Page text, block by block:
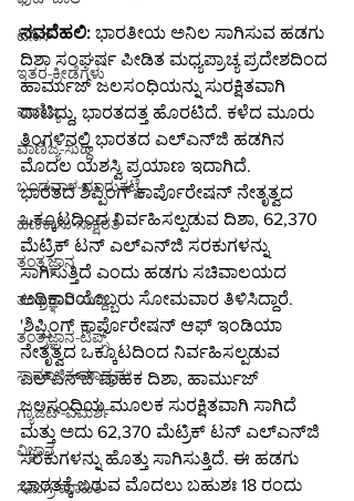
ಟೆನಿಸ್
ಇತರ-ಕ್ರೀಡೆಗಳು
ವಾಣಿಜ್ಯ
ವಾಣಿಜ್ಯ-ಸುದ್ದಿ
ಬಂಡವಾಳ-ಮಾರುಕಟ್ಟೆ
ಹಣಕಾಸು-ಸಾಕ್ಷರತೆ
ತಂತ್ರಜ್ಞಾನ
ತಂತ್ರಜ್ಞಾನ-ಸುದ್ದಿ
ತಂತ್ರಜ್ಞಾನ-ಟಿಪ್ಸ್
ಸಾಮಾಜಿಕ ಮಾಧ್ಯಮ
ಗ್ಯಾಜೆಟ್-ವಿಮರ್ಶೆ
ವಿಜ್ಞಾನ
ಸಮಗ್ರ-ಮಾಹಿತಿ
ನವದೆಹಲಿ: ಭಾರತೀಯ ಅನಿಲ ಸಾಗಿಸುವ ಹಡಗು
ದಿಶಾ ಸಂಘರ್ಷ ಪೀಡಿತ ಮಧ್ಯಪ್ರಾಚ್ಯ ಪ್ರದೇಶದಿಂದ
ಹಾರ್ಮುಜ್ ಜಲಸಂಧಿಯನ್ನು ಸುರಕ್ಷಿತವಾಗಿ
ದಾಟಿದ್ದು, ಭಾರತದತ್ತ ಹೊರಟಿದೆ. ಕಳೆದ ಮೂರು
ತಿಂಗಳಿನಲ್ಲಿ ಭಾರತದ ಎಲ್‌ಎನ್‌ಜಿ ಹಡಗಿನ
ಮೊದಲ ಯಶಸ್ವಿ ಪ್ರಯಾಣ ಇದಾಗಿದೆ.
ಭಾರತದ ಶಿಪ್ಪಿಂಗ್ ಕಾರ್ಪೊರೇಷನ್ ನೇತೃತ್ವದ
ಒಕ್ಕೂಟದಿಂದ ನಿರ್ವಹಿಸಲ್ಪಡುವ ದಿಶಾ, 62,370
ಮೆಟ್ರಿಕ್ ಟನ್ ಎಲ್‌ಎನ್‌ಜಿ ಸರಕುಗಳನ್ನು
ಸಾಗಿಸುತ್ತಿದೆ ಎಂದು ಹಡಗು ಸಚಿವಾಲಯದ
ಅಧಿಕಾರಿಯೊಬ್ಬರು ಸೋಮವಾರ ತಿಳಿಸಿದ್ದಾರೆ.
'ಶಿಪ್ಪಿಂಗ್ ಕಾರ್ಪೊರೇಷನ್ ಆಫ್ ಇಂಡಿಯಾ
ನೇತೃತ್ವದ ಒಕ್ಕೂಟದಿಂದ ನಿರ್ವಹಿಸಲ್ಪಡುವ
ಎಲ್‌ಎನ್‌ಜಿ ವಾಹಕ ದಿಶಾ, ಹಾರ್ಮುಜ್
ಜಲಸಂಧಿಯ ಮೂಲಕ ಸುರಕ್ಷಿತವಾಗಿ ಸಾಗಿದೆ
ಮತ್ತು ಅದು 62,370 ಮೆಟ್ರಿಕ್ ಟನ್ ಎಲ್‌ಎನ್‌ಜಿ
ಸರಕುಗಳನ್ನು ಹೊತ್ತು ಸಾಗಿಸುತ್ತಿದೆ. ಈ ಹಡಗು
ಭಾರತಕ್ಕೆ ಬರುವ ಮೊದಲು ಬಹುಶಃ 18 ರಂದು